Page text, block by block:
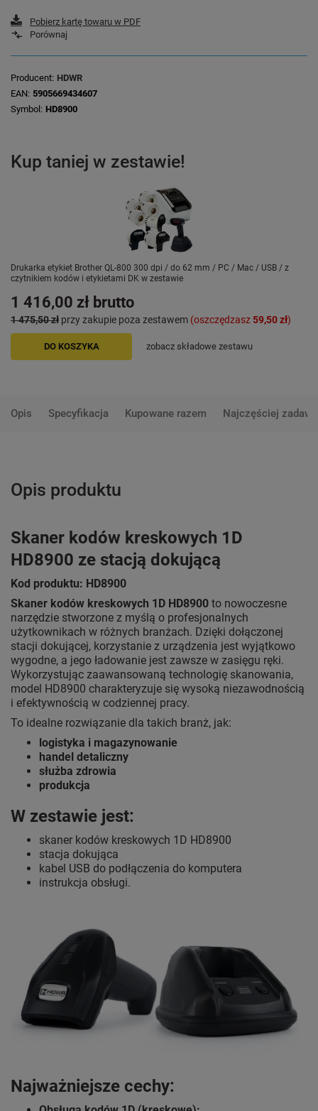
Pobierz kartę towaru w PDF
Porównaj
Producent HDWR
EAN 5905669434607
Symbol HD8900
Kup taniej w zestawie!
Drukarka etykiet Brother QL-800 300 dpi / do 62 mm / PC / Mac / USB / z
czytnikiem kodów i etykietami DK w zestawie
1 416,00 zł brutto
1 475,50 zł przy zakupie poza zestawem (oszczędzasz59,50 zł)
DO KOSZYKA zobacz składowe zestawu
Opis Specyfikacja Kupowane razem Najczęściej
Opis produktu
Skaner kodów kreskowych 1D
HD8900 ze stacją dokującą
Kod produktu: HD8900
Skaner kodów kreskowych 1D HD8900 to nowoczesne
narzędzie stworzone z myślą o profesjonalnych
użytkownikach w różnych branżach. Dzięki dołączonej
stacji dokującej, korzystanie z urządzenia jest wyjątkowo
wygodne, a jego ładowanie jest zawsze w zasięgu ręki.
Wykorzystując zaawansowaną technologię skanowania,
model HD8900 charakteryzuje się wysoką niezawodnością
i efektywnością w codziennej pracy.
To idealne rozwiązanie dla takich branż, jak:
logistyka i magazynowanie
handel detaliczny
służba zdrowia
produkcja
W zestawie jest:
skaner kodów kreskowych 1D HD8900
stacja dokująca
kabel USB do podłączenia do komputera
instrukcja obsługi.
Najważniejsze cechy: